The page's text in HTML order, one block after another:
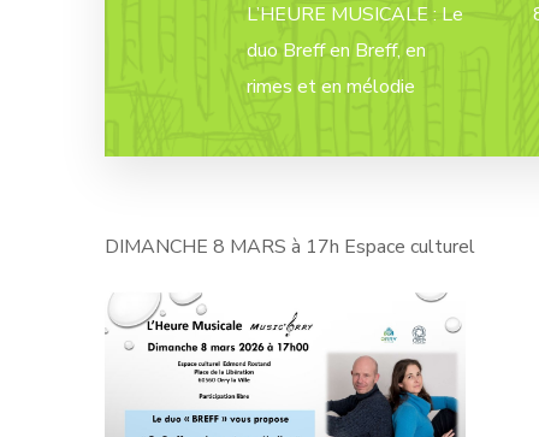
L’HEURE MUSICALE : Le
duo Breff en Breff, en
rimes et en mélodie
DIMANCHE 8 MARS à 17h Espace culturel